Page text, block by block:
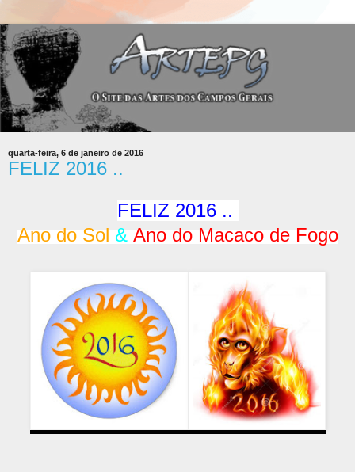
quarta-feira, 6 de janeiro de 2016
FELIZ 2016 ..
FELIZ 2016 ..
Ano do Sol & Ano do Macaco de Fogo